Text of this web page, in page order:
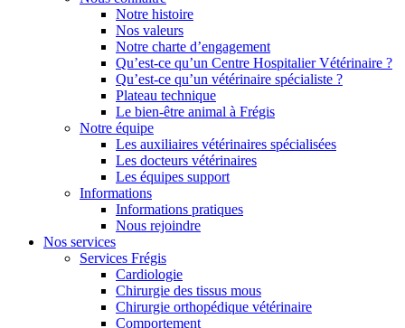
Notre histoire
Nos valeurs
Notre charte d’engagement
Qu’est-ce qu’un Centre Hospitalier Vétérinaire ?
Qu’est-ce qu’un vétérinaire spécialiste ?
Plateau technique
Le bien-être animal à Frégis
Notre équipe
Les auxiliaires vétérinaires spécialisées
Les docteurs vétérinaires
Les équipes support
Informations
Informations pratiques
Nous rejoindre
Nos services
Services Frégis
Cardiologie
Chirurgie des tissus mous
Chirurgie orthopédique vétérinaire
Comportement